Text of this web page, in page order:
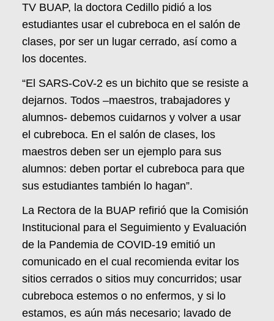
TV BUAP, la doctora Cedillo pidió a los
estudiantes usar el cubreboca en el salón de
clases, por ser un lugar cerrado, así como a
los docentes.
“El SARS-CoV-2 es un bichito que se resiste a
dejarnos. Todos –maestros, trabajadores y
alumnos- debemos cuidarnos y volver a usar
el cubreboca. En el salón de clases, los
maestros deben ser un ejemplo para sus
alumnos: deben portar el cubreboca para que
sus estudiantes también lo hagan”.
La Rectora de la BUAP refirió que la Comisión
Institucional para el Seguimiento y Evaluación
de la Pandemia de COVID-19 emitió un
comunicado en el cual recomienda evitar los
sitios cerrados o sitios muy concurridos; usar
cubreboca estemos o no enfermos, y si lo
estamos, es aún más necesario; lavado de